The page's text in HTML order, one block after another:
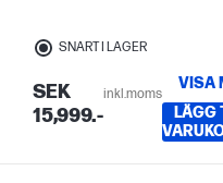
SNART I LAGER
SEK
15,999.-
inkl.moms
VISA
LÄGG